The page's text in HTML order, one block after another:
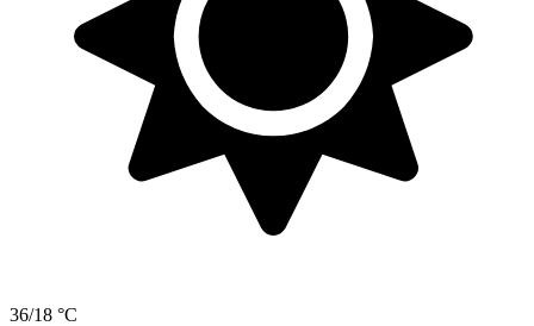
36/18 °C